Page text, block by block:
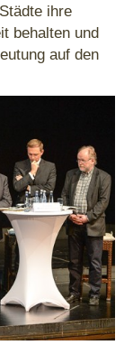
ihre
behalten und
auf den